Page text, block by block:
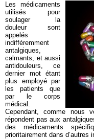
Les médicaments
utilisés pour
soulager la
douleur sont
appelés
indifféremment
antalgiques,
calmants, et aussi
antidouleurs, ce
dernier mot étant
plus employé par
les patients que
par le corps
médical.
Cependant, comme nous
répondent pas aux
des médicaments
prioritairement dans d’autres